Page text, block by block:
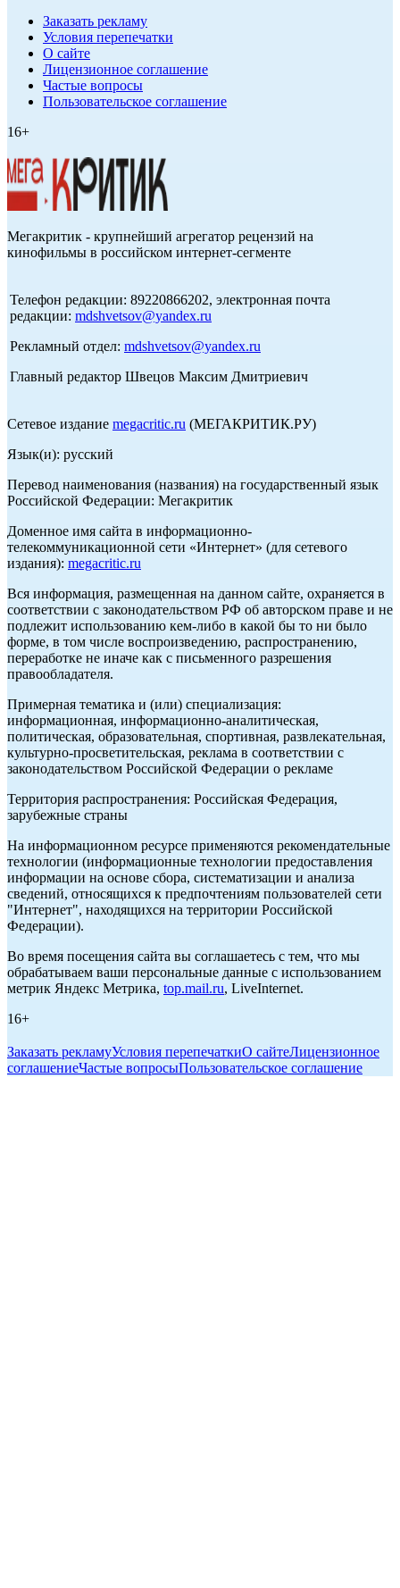
Заказать рекламу
Условия перепечатки
О сайте
Лицензионное соглашение
Частые вопросы
Пользовательское соглашение
16+
Мегакритик - крупнейший агрегатор рецензий на
кинофильмы в российском интернет-сегменте
Телефон редакции: 89220866202, электронная почта
редакции: mdshvetsov@yandex.ru
Рекламный отдел: mdshvetsov@yandex.ru
Главный редактор Швецов Максим Дмитриевич
Сетевое издание megacritic.ru (МЕГАКРИТИК.РУ)
Язык(и): русский
Перевод наименования (названия) на государственный язык
Российской Федерации: Мегакритик
Доменное имя сайта в информационно-
телекоммуникационной сети «Интернет» (для сетевого
издания): megacritic.ru
Вся информация, размещенная на данном сайте, охраняется в
соответствии с законодательством РФ об авторском праве и не
подлежит использованию кем-либо в какой бы то ни было
форме, в том числе воспроизведению, распространению,
переработке не иначе как с письменного разрешения
правообладателя.
Примерная тематика и (или) специализация:
информационная, информационно-аналитическая,
политическая, образовательная, спортивная, развлекательная,
культурно-просветительская, реклама в соответствии с
законодательством Российской Федерации о рекламе
Территория распространения: Российская Федерация,
зарубежные страны
На информационном ресурсе применяются рекомендательные
технологии (информационные технологии предоставления
информации на основе сбора, систематизации и анализа
сведений, относящихся к предпочтениям пользователей сети
"Интернет", находящихся на территории Российской
Федерации).
Во время посещения сайта вы соглашаетесь с тем, что мы
обрабатываем ваши персональные данные с использованием
метрик Яндекс Метрика, top.mail.ru, LiveInternet.
16+
Заказать рекламуУсловия перепечаткиО сайтеЛицензионное
соглашениеЧастые вопросыПользовательское соглашение